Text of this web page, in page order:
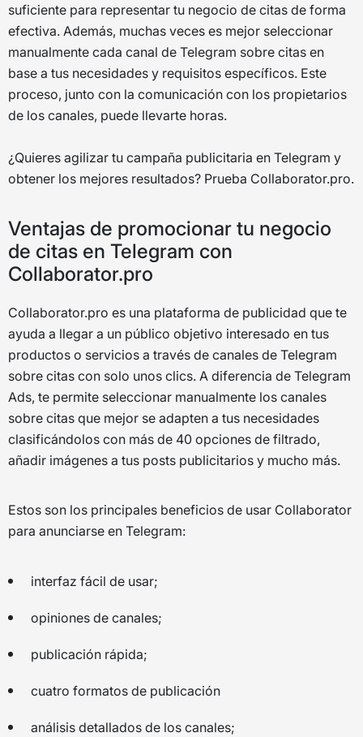
suficiente para representar tu negocio de citas de forma
efectiva. Además, muchas veces es mejor seleccionar
manualmente cada canal de Telegram sobre citas en
base a tus necesidades y requisitos específicos. Este
proceso, junto con la comunicación con los propietarios
de los canales, puede llevarte horas.
¿Quieres agilizar tu campaña publicitaria en Telegram y
obtener los mejores resultados? Prueba Collaborator.pro.
Ventajas de promocionar tu negocio
de citas en Telegram con
Collaborator.pro
Collaborator.pro es una plataforma de publicidad que te
ayuda a llegar a un público objetivo interesado en tus
productos o servicios a través de canales de Telegram
sobre citas con solo unos clics. A diferencia de Telegram
Ads, te permite seleccionar manualmente los canales
sobre citas que mejor se adapten a tus necesidades
clasificándolos con más de 40 opciones de filtrado,
añadir imágenes a tus posts publicitarios y mucho más.
Estos son los principales beneficios de usar Collaborator
para anunciarse en Telegram:
interfaz fácil de usar;
opiniones de canales;
publicación rápida;
cuatro formatos de publicación
análisis detallados de los canales;